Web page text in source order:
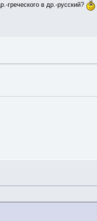
греческого в др.-русский?